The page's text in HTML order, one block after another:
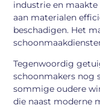
industrie en
aan materialen
beschadigen. Het
Tegenwoordig
schoonmakers nog
sommige oudere
die naast moderne